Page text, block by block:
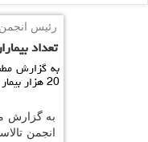
رئیس
تعداد
به گزارش
20 هزار بیمار تالاسمی در حال زندگی می باشند.
به گزارش
انجمن